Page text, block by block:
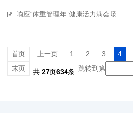
响应“体重管理年”健康活力满会场
首页 上一页 1 2 3 4
末页
共 27页634条 跳转到第